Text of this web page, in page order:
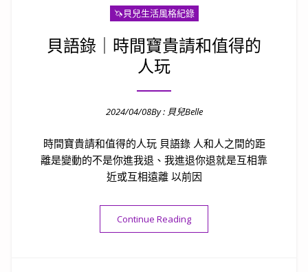
🦄️貝兒生活風格紀錄
貝語錄｜時間寶貴請和值得的
人玩
2024/04/08By : 貝兒Belle
時間寶貴請和值得的人玩 貝語錄 人和人之間的距
離是變動的不是你進我退、我進退你退就是互相靠
近或互相遠離 以前因
Continue Reading“貝語錄｜時間寶貴請和值得